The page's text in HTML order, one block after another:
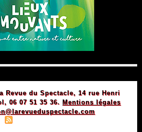
Revue du Spectacle, 14 rue Henri
06 07 51 35 36. Mentions légales